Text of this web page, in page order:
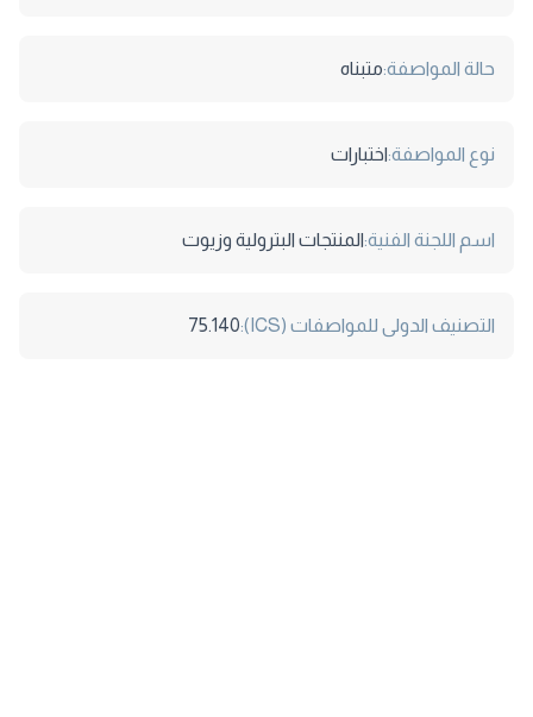
حالة المواصفة:متبناه
نوع المواصفة:اختبارات
اسم اللجنة الفنية:المنتجات البترولية وزيوت
التصنيف الدولى للمواصفات (ICS): 75.140